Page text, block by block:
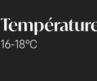
16-18°C